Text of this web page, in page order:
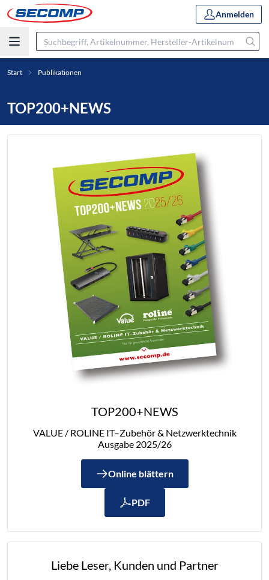
Anmelden
Start Publikationen
TOP200+NEWS
TOP200+NEWS
VALUE / ROLINE IT–Zubehör & Netzwerktechnik
Ausgabe 2025/26
Online blättern
PDF
Liebe Leser, Kunden und Partner